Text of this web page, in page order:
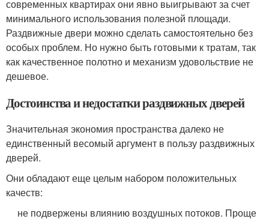
современных квартирах они явно выигрывают за счет
минимального использования полезной площади.
Раздвижные двери можно сделать самостоятельно без
особых проблем. Но нужно быть готовыми к тратам, так
как качественное полотно и механизм удовольствие не
дешевое.
Достоинства и недостатки раздвижных дверей
Значительная экономия пространства далеко не
единственный весомый аргумент в пользу раздвижных
дверей.
Они обладают еще целым набором положительных
качеств:
не подвержены влиянию воздушных потоков. Проще